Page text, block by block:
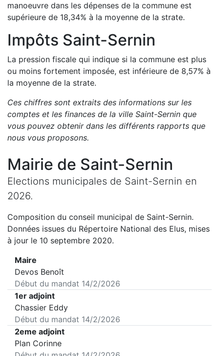
manoeuvre dans les dépenses de la commune est
supérieure de 18,34% à la moyenne de la strate.
Impôts Saint-Sernin
La pression fiscale qui indique si la commune est plus
ou moins fortement imposée, est inférieure de 8,57% à
la moyenne de la strate.
Ces chiffres sont extraits des informations sur les
comptes et les finances de la ville Saint-Sernin que
vous pouvez obtenir dans les différents rapports que
nous vous proposons.
Mairie de Saint-Sernin
Elections municipales de Saint-Sernin en
2026.
Composition du conseil municipal de Saint-Sernin.
Données issues du Répertoire National des Elus, mises
à jour le 10 septembre 2020.
Maire
Devos Benoît
Début du mandat 14/2/2026
1er adjoint
Chassier Eddy
Début du mandat 14/2/2026
2eme adjoint
Plan Corinne